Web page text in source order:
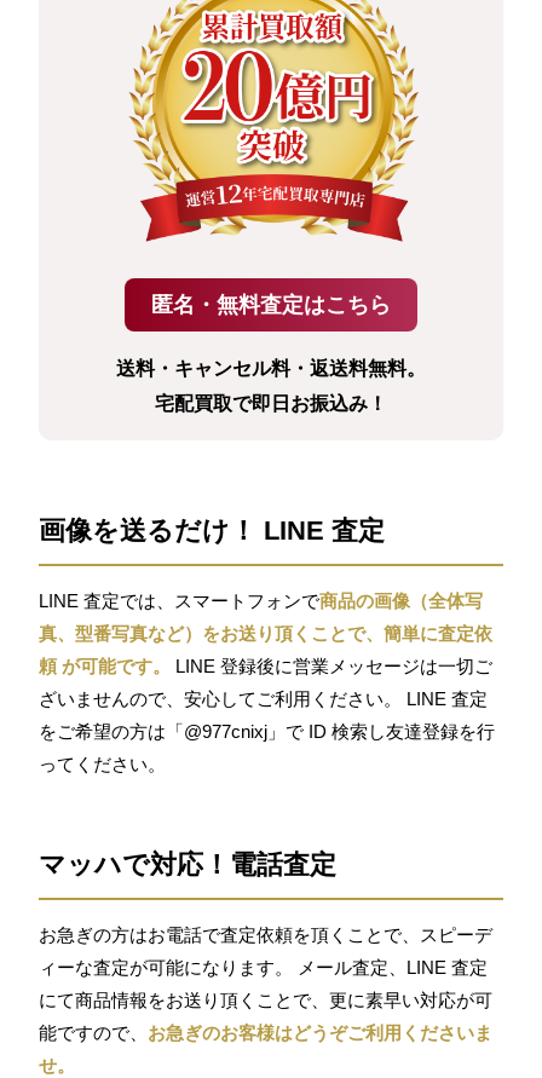
送料・キャンセル料・返送料無料。
宅配買取で即日お振込み！
画像を送るだけ！ LINE 査定
LINE 査定では、スマートフォンで商品の画像（全体写
真、型番写真など）をお送り頂くことで、簡単に査定依
頼 が可能です。
LINE 登録後に営業メッセージは一切ご
ざいませんので、安心してご利用ください。 LINE 査定
をご希望の方は「@977cnixj」で ID 検索し友達登録を行
ってください。
マッハで対応！電話査定
お急ぎの方はお電話で査定依頼を頂くことで、スピーデ
ィーな査定が可能になります。 メール査定、LINE 査定
にて商品情報をお送り頂くことで、更に素早い対応が可
能ですので、 お急ぎのお客様はどうぞご利用くださいま
せ。